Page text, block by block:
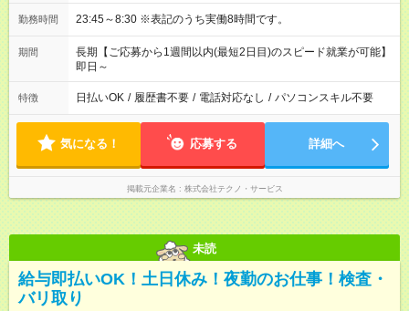
勤務時間 23:45～8:30 ※表記のうち実働8時間です。
期間
長期【ご応募から1週間以内(最短2日目)のスピード就業が可能】
即日～
特徴 日払いOK / 履歴書不要 / 電話対応なし / パソコンスキル不要
気になる！ 応募する 詳細へ
掲載元企業名 株式会社テクノ・サービス
未読
給与即払いOK！土日休み！夜勤のお仕事！検査・
バリ取り